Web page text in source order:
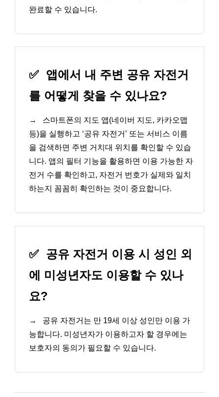
완료할 수 있습니다.
✅ 앱에서 내 주변 공유 자전거
를 어떻게 찾을 수 있나요?
→
스마트폰의 지도 앱(네이버 지도, 카카오맵
등)을 실행하고 ‘공유 자전거’ 또는 서비스 이름
을 검색하면 주변 거치대 위치를 확인할 수 있습
니다. 앱의 필터 기능을 활용하면 이용 가능한 자
전거 수를 확인하고, 자전거 번호가 실제와 일치
하는지 꼼꼼히 확인하는 것이 중요합니다.
✅ 공유 자전거 이용 시 성인 외
에 미성년자도 이용할 수 있나
요?
→
공유 자전거는 만 19세 이상 성인만 이용 가
능합니다. 미성년자가 이용하고자 할 경우에는
보호자의 동의가 필요할 수 있습니다.